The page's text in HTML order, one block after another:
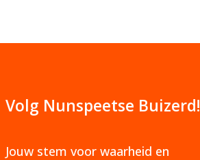
Volg Nunspeetse Buizerd!
Jouw stem voor waarheid en